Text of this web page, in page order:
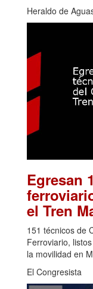
Heraldo de
Egresan
el Tren
151 técnicos de
Ferroviario,
la movilidad en
El Congresista